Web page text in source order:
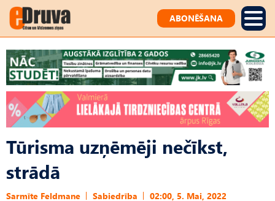
ABONĒŠANA
Tūrisma uzņēmēji nečīkst,
strādā
Sarmīte Feldmane Sabiedrība 02:00, 5. Mai, 2022